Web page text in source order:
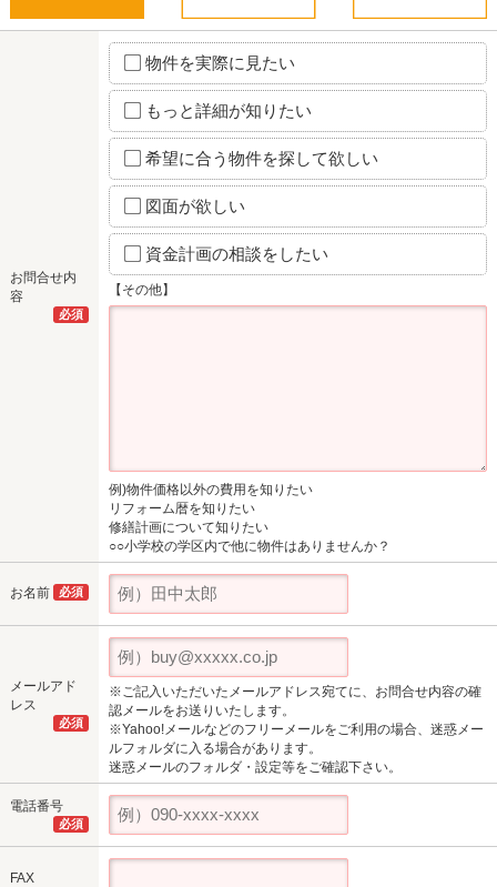
お問合せ内
容
必須
物件を実際に見たい
もっと詳細が知りたい
希望に合う物件を探して欲しい
図面が欲しい
資金計画の相談をしたい
【その他】
例)物件価格以外の費用を知りたい
リフォーム暦を知りたい
修繕計画について知りたい
○○小学校の学区内で他に物件はありませんか？
お名前 必須
メールアド
レス
必須
※ご記入いただいたメールアドレス宛てに、お問合せ内容の確
認メールをお送りいたします。
※Yahoo!メールなどのフリーメールをご利用の場合、迷惑メー
ルフォルダに入る場合があります。
迷惑メールのフォルダ・設定等をご確認下さい。
電話番号
必須
FAX